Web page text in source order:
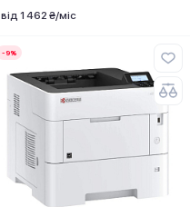
від 1 462 ₴/міс
-9%